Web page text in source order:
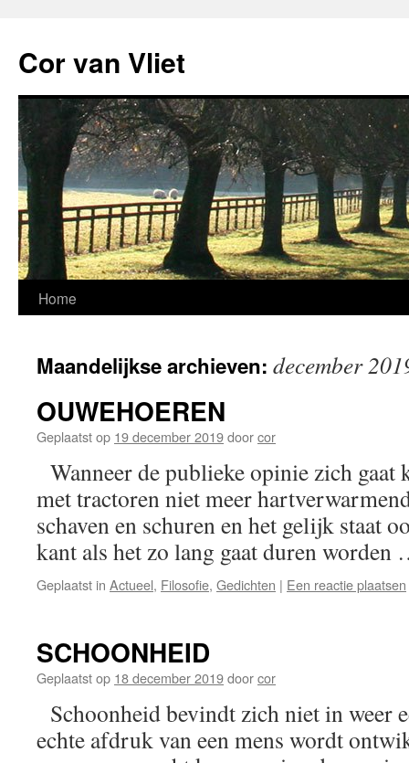
de
inhoud
Cor van Vliet
Home
Maandelijkse archieven: december
OUWEHOEREN
Geplaatst op 19 december 2019doorcor
Wanneer de publieke opinie zich gaat
met tractoren niet meer
schaven en schuren en het gelijk staat
kant als het zo lang gaat duren
Geplaatst in Actueel, Filosofie, Gedichten | Een reactie plaatsen
SCHOONHEID
Geplaatst op 18 december 2019doorcor
Schoonheid bevindt zich niet in weer
echte afdruk van een mens wordt